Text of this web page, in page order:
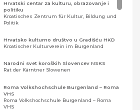
Hrvatski centar za kulturu, obrazovanje i
politiku
Kroatisches Zentrum für Kultur, Bildung und
Politik
Hrvatsko kulturno društvo u Gradišću HKD
Kroatischer Kulturverein im Burgenland
Narodni svet koroških Slovencev NSKS
Rat der Kärntner Slowenen
Roma Volkshochschule Burgenland – Roma
VHS
Roma Volkshochschule Burgenland – Roma
VHS